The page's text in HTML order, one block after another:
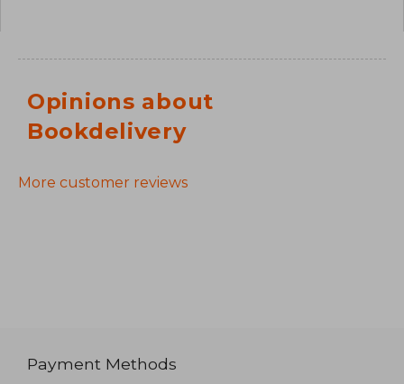
Opinions about
Bookdelivery
More customer reviews
Payment Methods